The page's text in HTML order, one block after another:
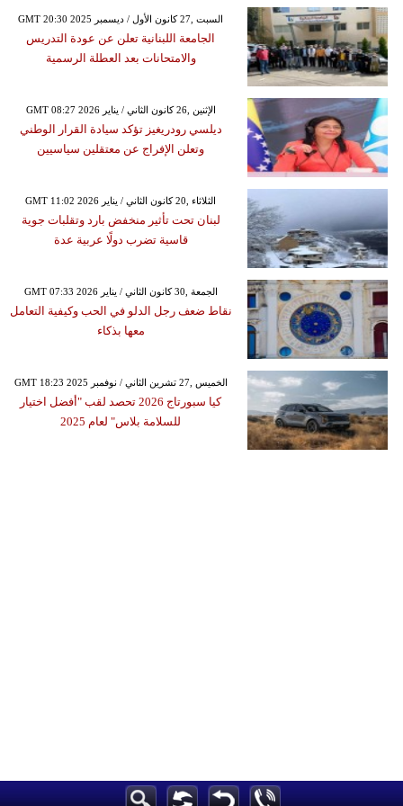
GMT 20:30 2025 السبت ,27 كانون الأول / ديسمبر
الجامعة اللبنانية تعلن عن عودة التدريس
والامتحانات بعد العطلة الرسمية
GMT 08:27 2026 الإثنين ,26 كانون الثاني / يناير
ديلسي رودريغيز تؤكد سيادة القرار الوطني
وتعلن الإفراج عن معتقلين سياسيين
GMT 11:02 2026 الثلاثاء ,20 كانون الثاني / يناير
لبنان تحت تأثير منخفض بارد وتقلبات جوية
قاسية تضرب دولًا عربية عدة
GMT 07:33 2026 الجمعة ,30 كانون الثاني / يناير
نقاط ضعف رجل الدلو في الحب وكيفية التعامل
معها بذكاء
GMT 18:23 2025 الخميس ,27 تشرين الثاني / نوفمبر
كيا سبورتاج 2026 تحصد لقب "أفضل اختيار
للسلامة بلاس" لعام 2025